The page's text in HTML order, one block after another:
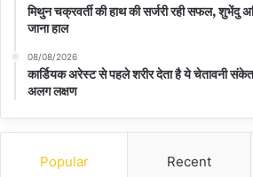
मिथुन चक्रवर्ती की हाथ की सर्जरी रही सफल, शुभेंदु
जाना हाल
08/08/2026
कार्डियक अरेस्ट से पहले शरीर देता है ये चेतावनी
अलग लक्षण
Popular Recent